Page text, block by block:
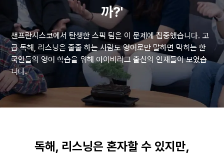
English 한국어
日本語 Español
中文 – 繁體 繁體中文 (HK)
Português Français
까?'
샌프란시스코에서 탄생한 스픽 팀은 이 문제에 집중했습니다. 고
급 독해, 리스닝은 줄줄 하는 사람도 영어로만 말하면 막히는 한
국인들의 영어 학습을 위해 아이비리그 출신의 인재들이 모였습
니다.
독해, 리스닝은 혼자할 수 있지만,